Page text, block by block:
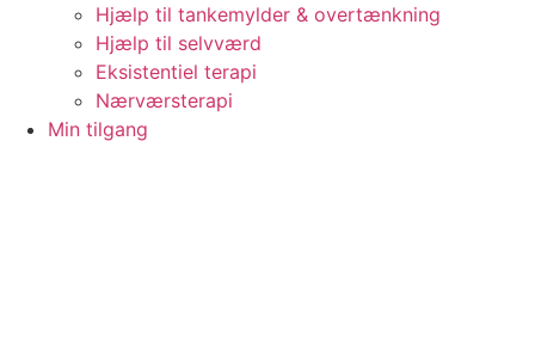
Hjælp til tankemylder & overtænkning
Hjælp til selvværd
Eksistentiel terapi
Nærværsterapi
Min tilgang